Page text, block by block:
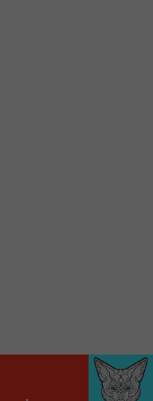
en un clic!
00:00